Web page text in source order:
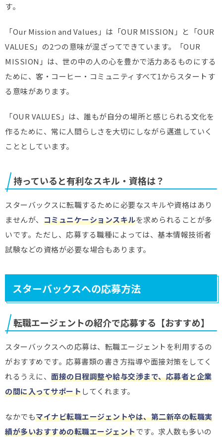
す。
「Our Mission and Values」は「OUR MISSION」と「OUR
VALUES」の2つの意味が混ざってできています。「OUR
MISSION」は、世の中の人の心を豊かで活力あるものにする
ために、客・コーヒー・コミュニティすべて1からスタートす
る意味があります。
「OUR VALUES」は、誰もが自分の場所と感じられる文化を
作るために、常に人間らしさを大切にしながら邁進していく
こととしています。
持っていると有利なスキル・資格は？
スターバックスに転職するために必要なスキルや資格はあり
ませんが、 コミュニケーションスキルを求められることが多
いです。ただし、応募する職種によっては、基本情報技術者
試験などの資格が必要な場合もあります。
スターバックスへの応募方法
転職エージェントの紹介で応募する【おすすめ】
スターバックスへの応募は、転職エージェントを利用するの
がおすすめです。応募書類の書き方指導や面接対策をしてく
れるうえに、 面接の日程調整や給与交渉まで、応募者と企業
の間に入ってサポートしてくれます。
なかでもマイナビ転職エージェントやは、第二新卒の転職実
績が多いおすすめの転職エージェントです。求人数も多いの